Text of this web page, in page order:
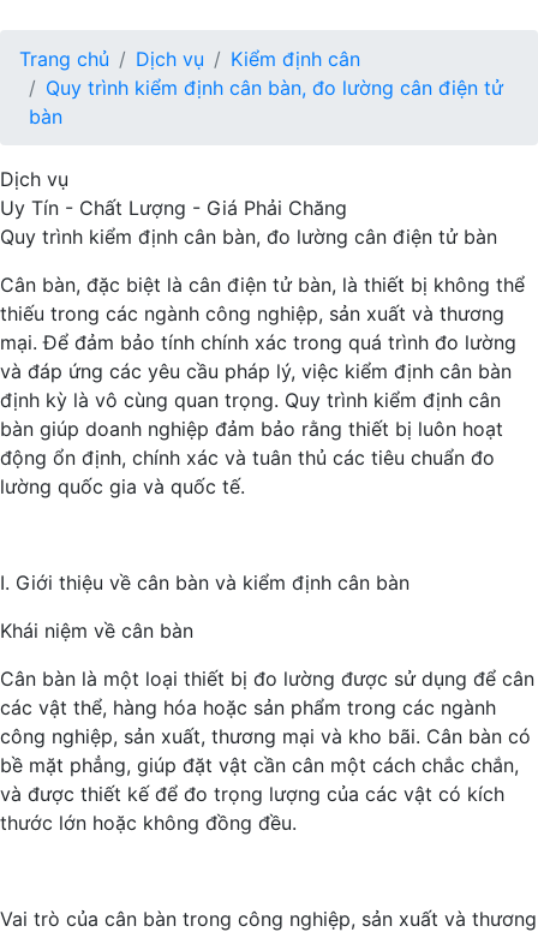
Trang chủ Dịch vụ
Kiểm định cân
Quy trình kiểm định cân bàn, đo lường cân điện tử
bàn
Dịch vụ
Uy Tín - Chất Lượng - Giá Phải Chăng
Quy trình kiểm định cân bàn, đo lường cân điện tử bàn
Cân bàn, đặc biệt là cân điện tử bàn, là thiết bị không thể
thiếu trong các ngành công nghiệp, sản xuất và thương
mại. Để đảm bảo tính chính xác trong quá trình đo lường
và đáp ứng các yêu cầu pháp lý, việc kiểm định cân bàn
định kỳ là vô cùng quan trọng. Quy trình kiểm định cân
bàn giúp doanh nghiệp đảm bảo rằng thiết bị luôn hoạt
động ổn định, chính xác và tuân thủ các tiêu chuẩn đo
lường quốc gia và quốc tế.
I. Giới thiệu về cân bàn và kiểm định cân bàn
Khái niệm về cân bàn
Cân bàn là một loại thiết bị đo lường được sử dụng để cân
các vật thể, hàng hóa hoặc sản phẩm trong các ngành
công nghiệp, sản xuất, thương mại và kho bãi. Cân bàn có
bề mặt phẳng, giúp đặt vật cần cân một cách chắc chắn,
và được thiết kế để đo trọng lượng của các vật có kích
thước lớn hoặc không đồng đều.
Vai trò của cân bàn trong công nghiệp, sản xuất và thương